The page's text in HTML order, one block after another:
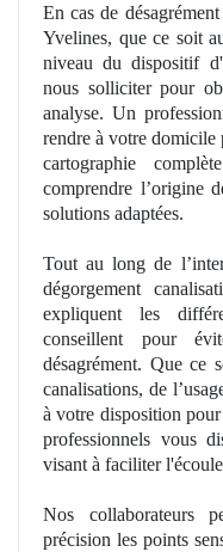
En cas de
Yvelines, que ce soit
niveau du dispositif
nous solliciter pour
analyse. Un
rendre à votre domicile
cartographie
comprendre l’origine
solutions adaptées.
Tout au long de
dégorgement
expliquent les
conseillent pour
désagrément. Que ce
canalisations, de
à votre disposition
professionnels vous
visant à faciliter
Nos collaborateurs
précision les points